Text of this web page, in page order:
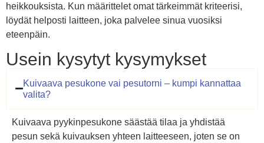
heikkouksista. Kun määrittelet omat tärkeimmät kriteerisi,
löydät helposti laitteen, joka palvelee sinua vuosiksi
eteenpäin.
Usein kysytyt kysymykset
Kuivaava pesukone vai pesutorni – kumpi kannattaa
valita?
Kuivaava pyykinpesukone säästää tilaa ja yhdistää
pesun sekä kuivauksen yhteen laitteeseen, joten se on